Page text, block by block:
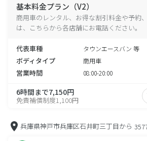
基本料金プラン（V2）
商用車のレンタル、お得な割引料金や予約
は、こちらから各店舗にお電話ください。
代表車種 タウンエースバン 等
ボディタイプ 商用車
営業時間 08:00-20:00
6時間まで7,150円
免責補償制度1,100円
兵庫県神戸市兵庫区石井町三丁目から